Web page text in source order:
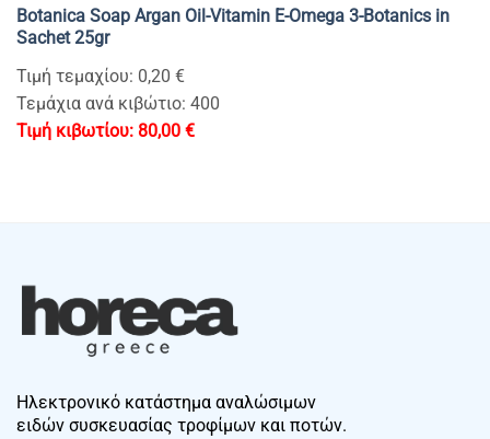
Botanica Soap Argan Oil-Vitamin E-Omega 3-Botanics in
Sachet 25gr
Τιμή τεμαχίου: 0,20 €
Τεμάχια ανά κιβώτιο: 400
80,00 €
Ηλεκτρονικό κατάστημα αναλώσιμων
ειδών συσκευασίας τροφίμων και ποτών.